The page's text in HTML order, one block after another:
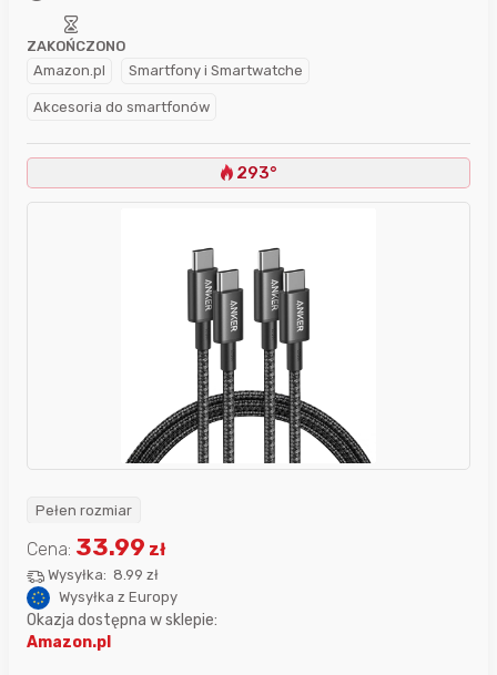
Amazon.pl Smartfony i Smartwatche
Akcesoria do smartfonów
ZAKOŃCZONO
293°
Pełen rozmiar
Cena: 33.99 zł
Wysyłka: 8.99 zł
Wysyłka z Europy
Okazja dostępna w sklepie:
Amazon.pl